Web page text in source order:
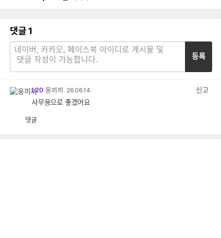
댓글 1
등록
L20 웅끼끼 26.06.14.
신고
사무용으로 좋겠어요
댓글